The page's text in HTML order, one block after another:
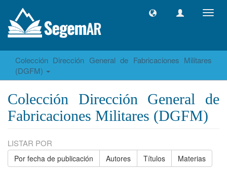
Colección Dirección General de Fabricaciones Militares
(DGFM)
Colección Dirección General de
Fabricaciones Militares (DGFM)
LISTAR POR
Por fecha de publicación Autores Títulos Materias